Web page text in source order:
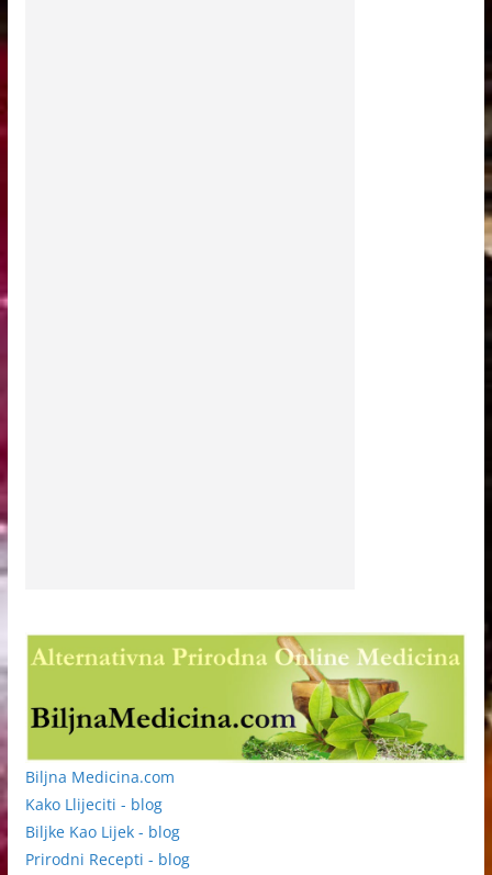
Biljna Medicina.com
Kako Llijeciti - blog
Biljke Kao Lijek - blog
Prirodni Recepti - blog